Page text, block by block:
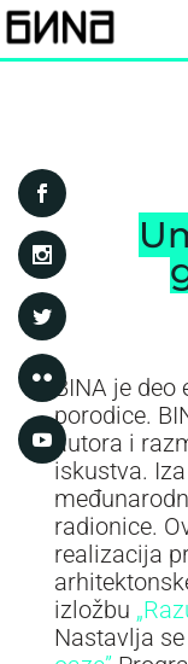
BINA je
porodice.
autora i
iskustva.
radionice.
realizacija
izložbu
Nastavlja